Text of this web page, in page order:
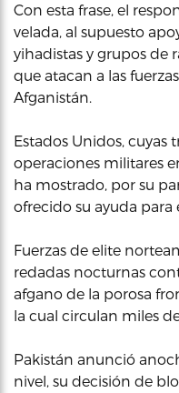
Con esta frase, el
velada, al supuesto
yihadistas y grupos de
que atacan a las
Afganistán.
Estados Unidos, cuyas
operaciones militares
ha mostrado, por su
ofrecido su ayuda para
Fuerzas de elite
redadas nocturnas
afgano de la porosa
la cual circulan miles
Pakistán anunció
nivel, su decisión de